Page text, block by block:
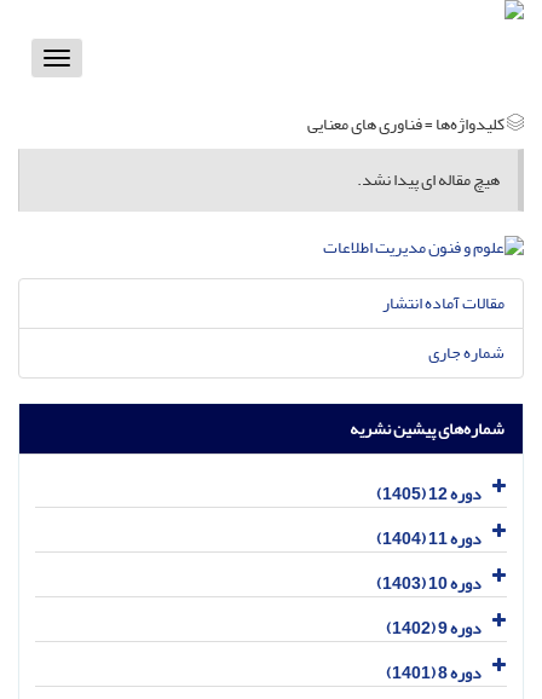
Toggle
کلیدواژه‌ها =فناوری های معنایی
هیچ مقاله ای پیدا نشد.
مقالات آماده انتشار
شماره جاری
شماره‌های پیشین نشریه
دوره 12 (1405)
دوره 11 (1404)
دوره 10 (1403)
دوره 9 (1402)
دوره 8 (1401)